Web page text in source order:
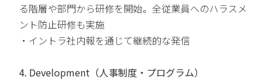
る階層や部門から研修を開始。全従業員へのハラスメ
ント防止研修も実施
・イントラ社内報を通じて継続的な発信
4. Development（人事制度・プログラム）